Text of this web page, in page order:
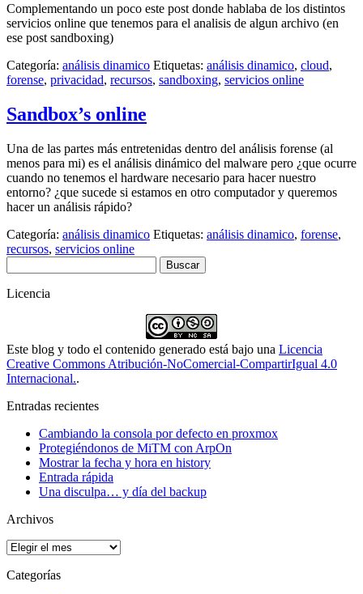
Complementando un poco este post donde hablaba de los distintos
servicios online que tenemos para el analisis de algun archivo (en
ese post sandboxing)
Categoría: análisis dinamico Etiquetas: análisis dinamico, cloud,
forense, privacidad, recursos, sandboxing, servicios online
Sandbox’s online
Una de las partes más entretenidas dentro del análisis forense (al
menos para mi) es el análisis dinámico del malware pero ¿que ocurre
cuando no tenemos el hardware necesario para hacer nuestro
entorno? ¿que sucede si estamos en otro computador y queremos
hacer un análisis rápido?
Categoría: análisis dinamico Etiquetas: análisis dinamico, forense,
recursos, servicios online
Licencia
Este blog y todo el contenido generado está bajo una Licencia
Creative Commons Atribución-NoComercial-CompartirIgual 4.0
Internacional..
Entradas recientes
Cambiando la consola por defecto en proxmox
Protegiéndonos de MiTM con ArpOn
Mostrar la fecha y hora en history
Entrada rápida
Una disculpa… y día del backup
Archivos
Archivos
Categorías